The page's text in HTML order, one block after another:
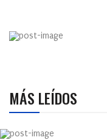
MÁS LEÍDOS